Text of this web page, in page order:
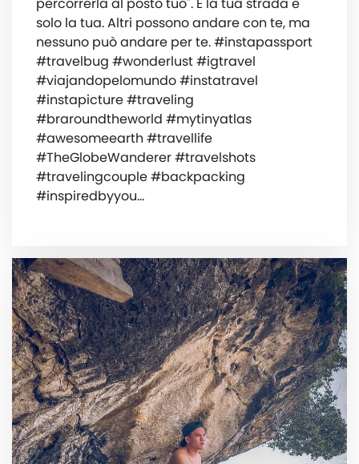
percorrerla al posto tuo". È la tua strada e
solo la tua. Altri possono andare con te, ma
nessuno può andare per te. #instapassport
#travelbug #wonderlust #igtravel
#viajandopelomundo #instatravel
#instapicture #traveling
#braroundtheworld #mytinyatlas
#awesomeearth #travellife
#TheGlobeWanderer #travelshots
#travelingcouple #backpacking
#inspiredbyyou…